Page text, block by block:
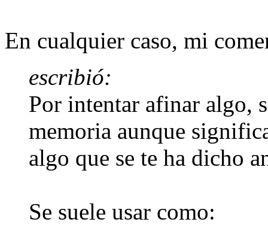
En cualquier caso, mi
escribió:
Por intentar afinar algo,
memoria aunque
algo que se te ha dicho
Se suele usar como: